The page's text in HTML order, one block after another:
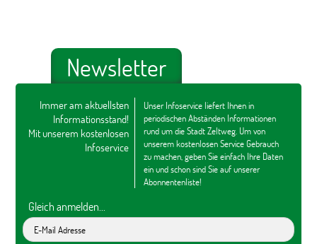
Newsletter
Immer am aktuellsten
Informationsstand!
Mit unserem kostenlosen
Infoservice
Unser Infoservice liefert Ihnen in
periodischen Abständen Informationen
rund um die Stadt Zeltweg. Um von
unserem kostenlosen Service Gebrauch
zu machen, geben Sie einfach Ihre Daten
ein und schon sind Sie auf unserer
Abonnentenliste!
Gleich anmelden...